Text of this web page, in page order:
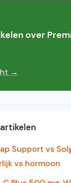
over
→
Support vs
vs hormoon